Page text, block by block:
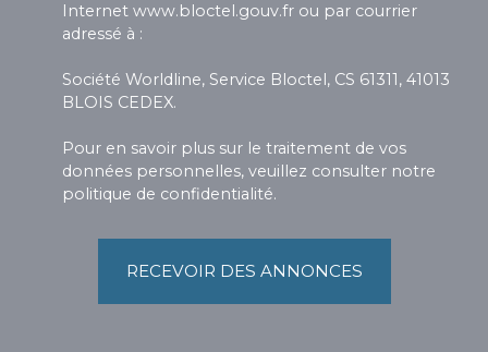
Internet www.bloctel.gouv.fr ou par courrier
adressé à :
Société Worldline, Service Bloctel, CS 61311, 41013
BLOIS CEDEX.
Pour en savoir plus sur le traitement de vos
données personnelles, veuillez consulter notre
politique de confidentialité.
RECEVOIR DES ANNONCES